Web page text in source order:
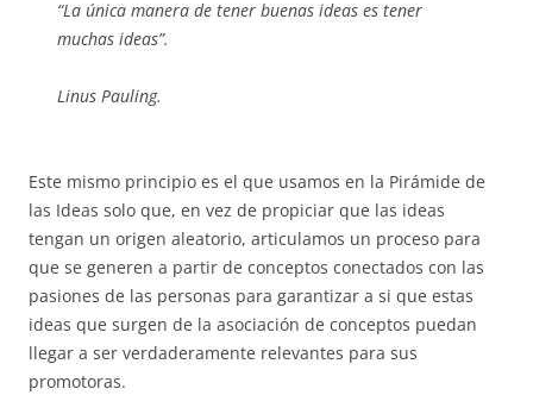
“La única manera de tener buenas ideas es tener
muchas ideas”.
Linus Pauling.
Este mismo principio es el que usamos en la Pirámide de
las Ideas solo que, en vez de propiciar que las ideas
tengan un origen aleatorio, articulamos un proceso para
que se generen a partir de conceptos conectados con las
pasiones de las personas para garantizar a si que estas
ideas que surgen de la asociación de conceptos puedan
llegar a ser verdaderamente relevantes para sus
promotoras.